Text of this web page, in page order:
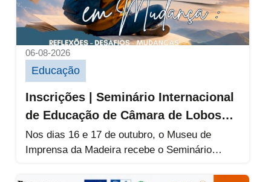
06-08-2026
Educação
Inscrições | Seminário Internacional
de Educação de Câmara de Lobos
2026
Nos dias 16 e 17 de outubro, o Museu de
Imprensa da Madeira recebe o Seminário